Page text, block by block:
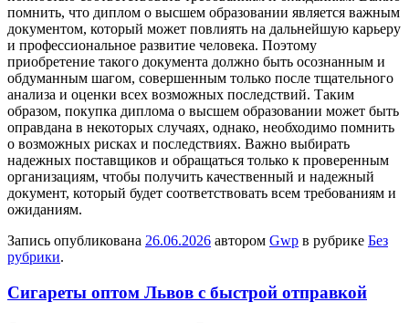
помнить, что диплом о высшем образовании является важным
документом, который может повлиять на дальнейшую карьеру
и профессиональное развитие человека. Поэтому
приобретение такого документа должно быть осознанным и
обдуманным шагом, совершенным только после тщательного
анализа и оценки всех возможных последствий. Таким
образом, покупка диплома о высшем образовании может быть
оправдана в некоторых случаях, однако, необходимо помнить
о возможных рисках и последствиях. Важно выбирать
надежных поставщиков и обращаться только к проверенным
организациям, чтобы получить качественный и надежный
документ, который будет соответствовать всем требованиям и
ожиданиям.
Запись опубликована 26.06.2026 автором Gwp в рубрике Без
рубрики.
Сигареты оптом Львов с быстрой отправкой